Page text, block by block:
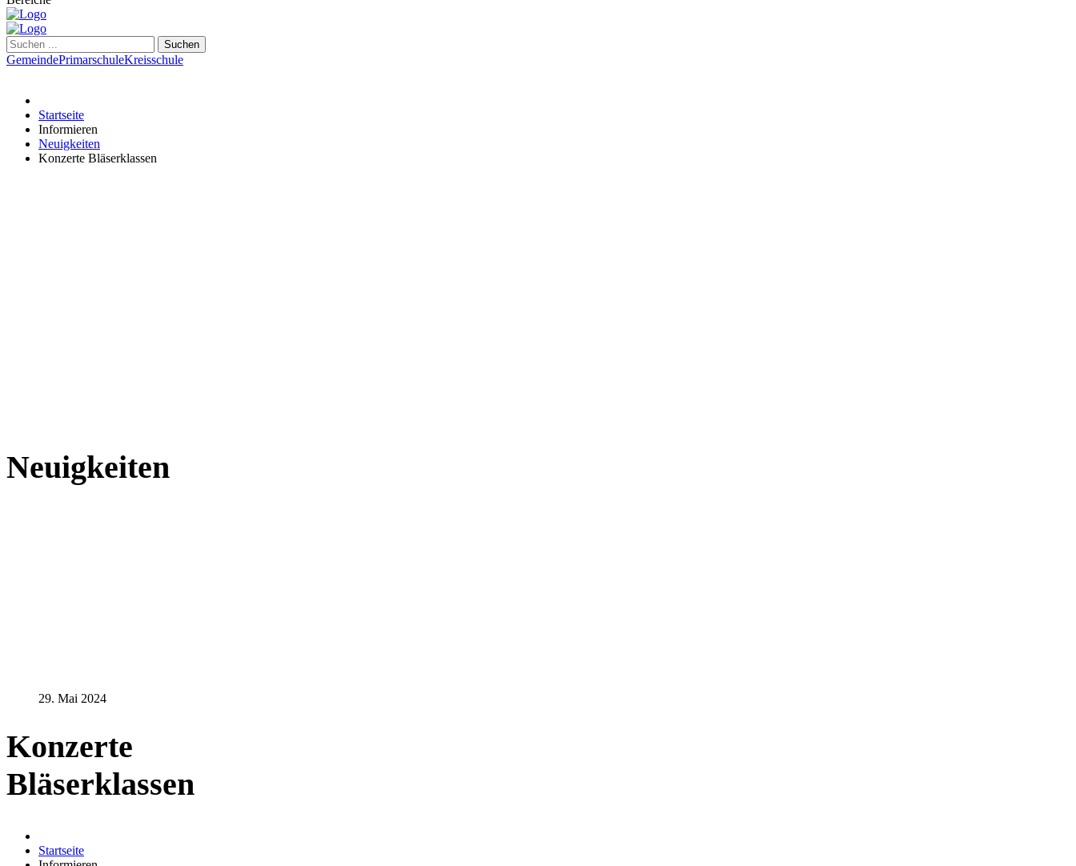
Suchen
GemeindePrimarschuleKreisschule
Startseite
Informieren
Neuigkeiten
Konzerte Bläserklassen
Neuigkeiten
29. Mai 2024
Konzerte
Bläserklassen
Startseite